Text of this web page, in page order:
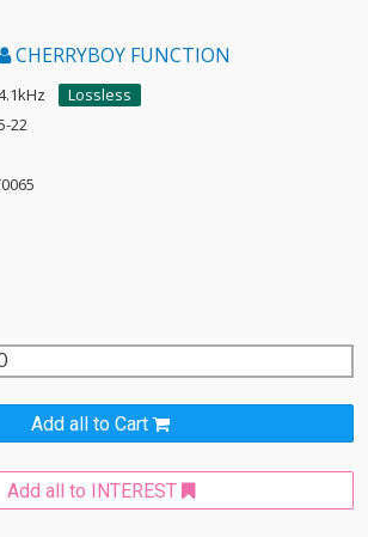
CHERRYBOY FUNCTION
Lossless
22
Add all to Cart
Add all to INTEREST